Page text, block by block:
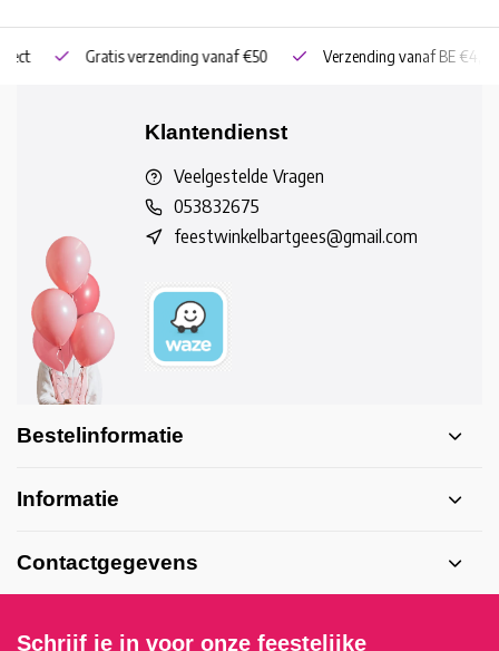
Gratis verzending vanaf €50 Verzending vanaf BE €4,95 - NL
Klantendienst
Veelgestelde Vragen
053832675
feestwinkelbartgees@gmail.com
Bestelinformatie
Informatie
Contactgegevens
Schrijf je in voor onze feestelijke